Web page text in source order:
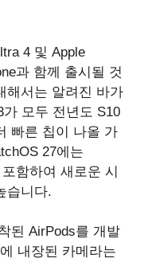
4 및 Apple
과 함께 출시될 것
해서는 알려진 바가
모두 전년도 S10
빠른 칩이 나올 가
27에는
함하여 새로운 시
습니다.
된 AirPods를 개발
내장된 카메라는